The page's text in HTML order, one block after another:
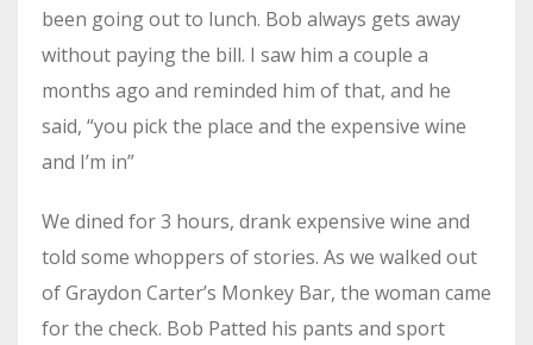
been going out to lunch. Bob always gets away
without paying the bill. I saw him a couple a
months ago and reminded him of that, and he
said, “you pick the place and the expensive wine
and I’m in”
We dined for 3 hours, drank expensive wine and
told some whoppers of stories. As we walked out
of Graydon Carter’s Monkey Bar, the woman came
for the check. Bob Patted his pants and sport